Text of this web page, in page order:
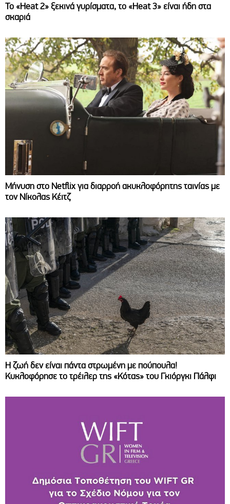
Το «Heat 2» ξεκινά γυρίσματα, το «Heat 3» είναι ήδη στα
σκαριά
Μήνυση στο Netflix για διαρροή ακυκλοφόρητης ταινίας με
τον Νίκολας Κέιτζ
Η ζωή δεν είναι πάντα στρωμένη με πούπουλα!
Κυκλοφόρησε το τρέιλερ της «Κότας» του Γκιόργκι Πάλφι